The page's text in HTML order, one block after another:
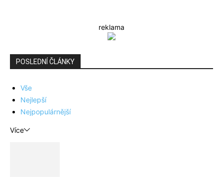
reklama
POSLEDNÍ ČLÁNKY
Vše
Nejlepší
Nejpopulárnější
Více